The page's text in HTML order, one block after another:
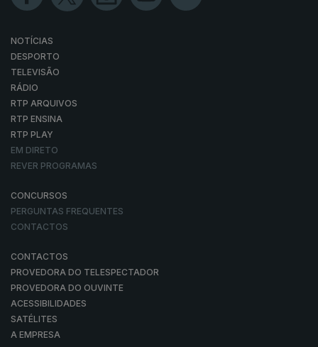
NOTÍCIAS
DESPORTO
TELEVISÃO
RÁDIO
RTP ARQUIVOS
RTP ENSINA
RTP PLAY
EM DIRETO
REVER PROGRAMAS
CONCURSOS
PERGUNTAS FREQUENTES
CONTACTOS
CONTACTOS
PROVEDORA DO TELESPECTADOR
PROVEDORA DO OUVINTE
ACESSIBILIDADES
SATÉLITES
A EMPRESA